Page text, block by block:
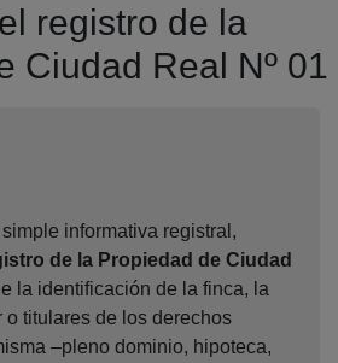
registro de la
Ciudad Real Nº 01
nueva
informativa registral,
de la Propiedad de Ciudad
la identificación de la finca, la
o titulares de los derechos
–pleno dominio, hipoteca,